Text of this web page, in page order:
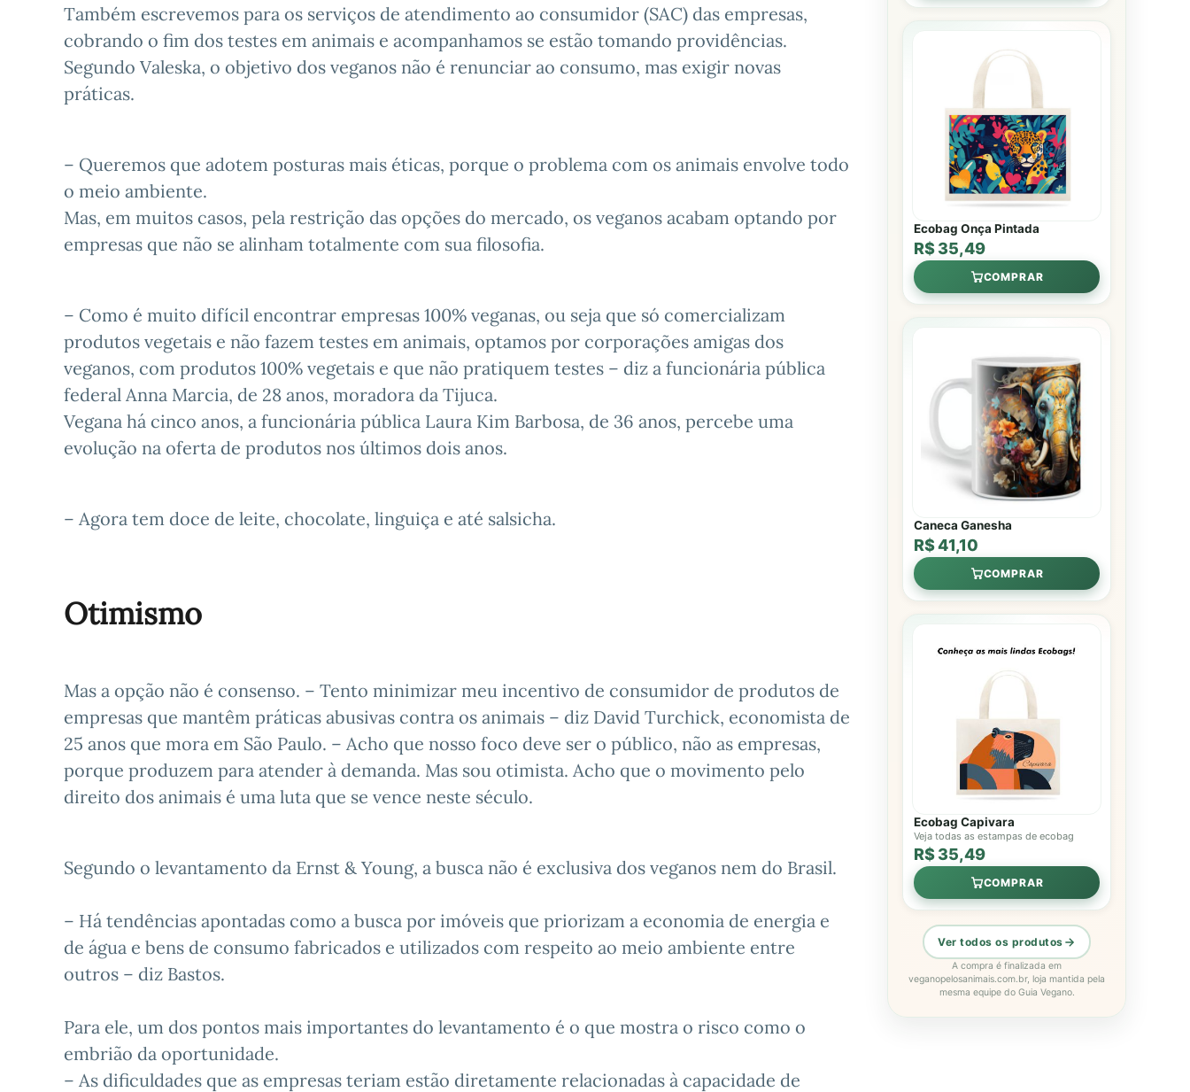
Também escrevemos para os serviços de atendimento ao consumidor (SAC) das empresas,
cobrando o fim dos testes em animais e acompanhamos se estão tomando providências.
Segundo Valeska, o objetivo dos veganos não é renunciar ao consumo, mas exigir novas
práticas.
– Queremos que adotem posturas mais éticas, porque o problema com os animais envolve todo
o meio ambiente.
Mas, em muitos casos, pela restrição das opções do mercado, os veganos acabam optando por
empresas que não se alinham totalmente com sua filosofia.
– Como é muito difícil encontrar empresas 100% veganas, ou seja que só comercializam
produtos vegetais e não fazem testes em animais, optamos por corporações amigas dos
veganos, com produtos 100% vegetais e que não pratiquem testes – diz a funcionária pública
federal Anna Marcia, de 28 anos, moradora da Tijuca.
Vegana há cinco anos, a funcionária pública Laura Kim Barbosa, de 36 anos, percebe uma
evolução na oferta de produtos nos últimos dois anos.
– Agora tem doce de leite, chocolate, linguiça e até salsicha.
Otimismo
Mas a opção não é consenso. – Tento minimizar meu incentivo de consumidor de produtos de
empresas que mantêm práticas abusivas contra os animais – diz David Turchick, economista de
25 anos que mora em São Paulo. – Acho que nosso foco deve ser o público, não as empresas,
porque produzem para atender à demanda. Mas sou otimista. Acho que o movimento pelo
direito dos animais é uma luta que se vence neste século.
Segundo o levantamento da Ernst & Young, a busca não é exclusiva dos veganos nem do Brasil.
– Há tendências apontadas como a busca por imóveis que priorizam a economia de energia e
de água e bens de consumo fabricados e utilizados com respeito ao meio ambiente entre
outros – diz Bastos.
Para ele, um dos pontos mais importantes do levantamento é o que mostra o risco como o
embrião da oportunidade.
– As dificuldades que as empresas teriam estão diretamente relacionadas à capacidade de
Ecobag Onça Pintada
R$ 35,49
COMPRAR
Caneca Ganesha
R$ 41,10
COMPRAR
Ecobag Capivara
Veja todas as estampas de ecobag
R$ 35,49
COMPRAR
Ver todos os produtos
A compra é finalizada em
veganopelosanimais.com.br, loja mantida pela
mesma equipe do Guia Vegano.